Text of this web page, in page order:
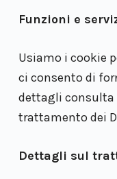
Funzioni e
Usiamo i cookie
ci consento di
dettagli consulta
trattamento dei
Dettagli sul